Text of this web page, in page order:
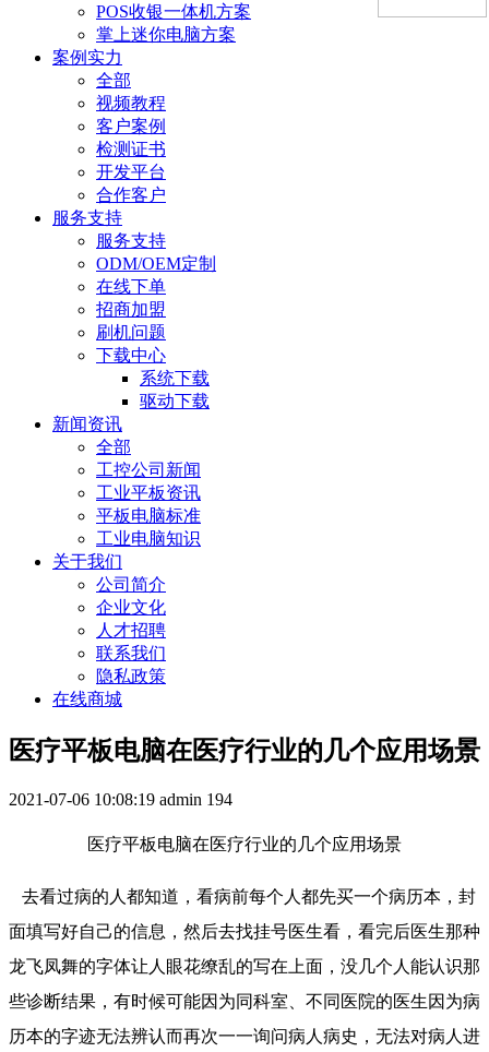
POS收银一体机方案
掌上迷你电脑方案
案例实力
全部
视频教程
客户案例
检测证书
开发平台
合作客户
服务支持
服务支持
ODM/OEM定制
在线下单
招商加盟
刷机问题
下载中心
系统下载
驱动下载
新闻资讯
全部
工控公司新闻
工业平板资讯
平板电脑标准
工业电脑知识
关于我们
公司简介
企业文化
人才招聘
联系我们
隐私政策
在线商城
医疗平板电脑在医疗行业的几个应用场景
2021-07-06 10:08:19 admin 194
医疗平板电脑在医疗行业的几个应用场景
去看过病的人都知道，看病前每个人都先买一个病历本，封
面填写好自己的信息，然后去找挂号医生看，看完后医生那种
龙飞凤舞的字体让人眼花缭乱的写在上面，没几个人能认识那
些诊断结果，有时候可能因为同科室、不同医院的医生因为病
历本的字迹无法辨认而再次一一询问病人病史，无法对病人进